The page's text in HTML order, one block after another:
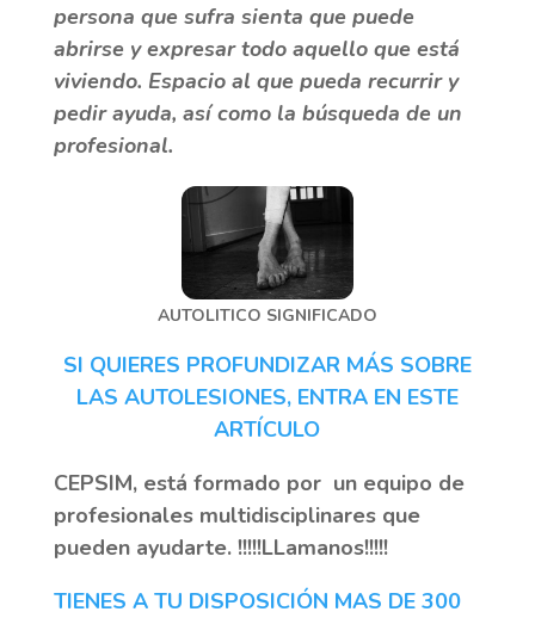
persona que sufra sienta que puede
abrirse y expresar todo aquello que está
viviendo. Espacio al que pueda recurrir y
pedir ayuda, así como la búsqueda de un
profesional.
AUTOLITICO SIGNIFICADO
SI QUIERES PROFUNDIZAR MÁS SOBRE
LAS AUTOLESIONES, ENTRA EN ESTE
ARTÍCULO
CEPSIM, está formado por un equipo de
profesionales multidisciplinares que
pueden ayudarte. !!!!!LLamanos!!!!!
TIENES A TU DISPOSICIÓN MAS DE 300